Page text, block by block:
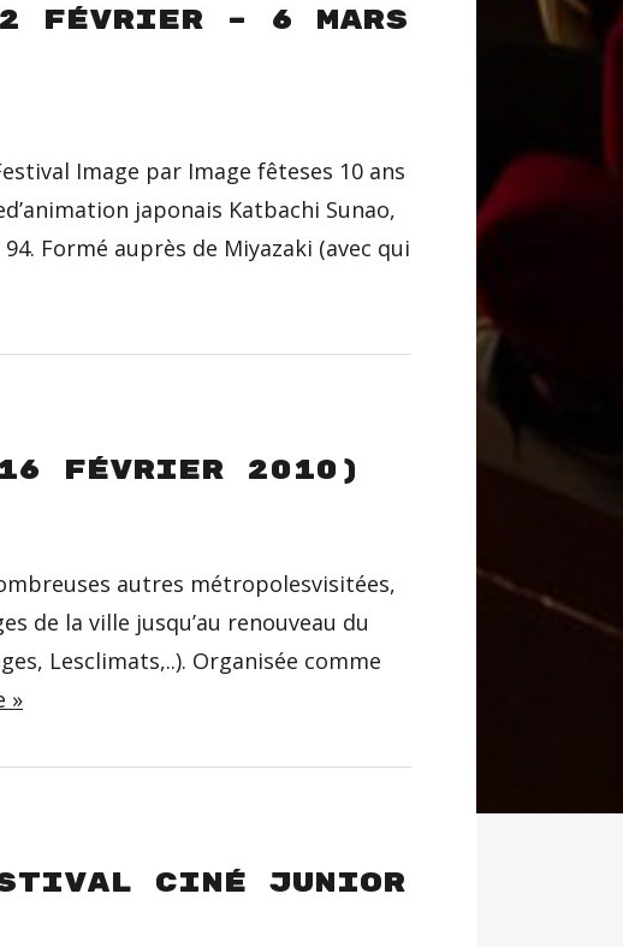
février – 6 mars
Image par Image fêteses 10 ans
japonais Katbachi Sunao,
Formé auprès de Miyazaki (avec qui
février 2010)
autres métropolesvisitées,
de la ville jusqu’au renouveau du
Lesclimats,..). Organisée comme
»
Ciné Junior